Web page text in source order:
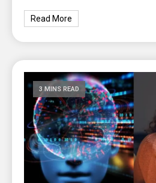
Read More
3 MINS READ